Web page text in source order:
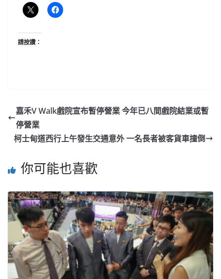
請按讚：
嘉禾V Walk戲院宣布暫停營業 今年已八間戲院結業或暫
停營業
柯士甸道西行上午發生交通意外 一名長者被客貨車撞倒
你可能也喜歡